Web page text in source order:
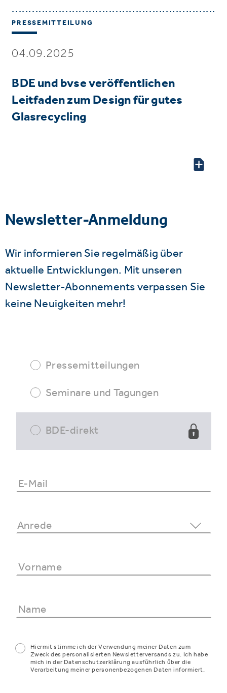
PRESSEMITTEILUNG
04.09.2025
BDE und bvse veröffentlichen
Leitfaden zum Design für gutes
Glasrecycling
Newsletter-Anmeldung
Wir informieren Sie regelmäßig über
aktuelle Entwicklungen. Mit unseren
Newsletter-Abonnements verpassen Sie
keine Neuigkeiten mehr!
Pressemitteilungen
Seminare und Tagungen
BDE-direkt
Hiermit stimme ich der Verwendung meiner Daten zum
Zweck des personalisierten Newsletterversands zu. Ich habe
mich in der Datenschutzerklärung ausführlich über die
Verarbeitung meiner personenbezogenen Daten informiert.